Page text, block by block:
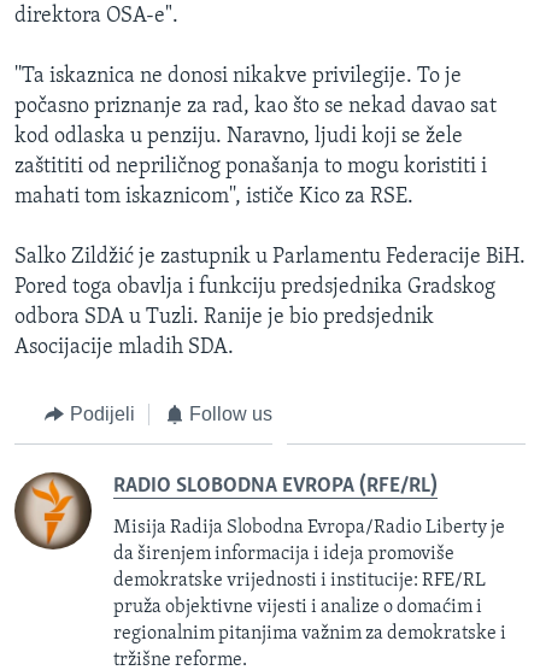
direktora OSA-e".
''Ta iskaznica ne donosi nikakve privilegije. To je
počasno priznanje za rad, kao što se nekad davao sat
kod odlaska u penziju. Naravno, ljudi koji se žele
zaštititi od nepriličnog ponašanja to mogu koristiti i
mahati tom iskaznicom'', ističe Kico za RSE.
Salko Zildžić je zastupnik u Parlamentu Federacije BiH.
Pored toga obavlja i funkciju predsjednika Gradskog
odbora SDA u Tuzli. Ranije je bio predsjednik
Asocijacije mladih SDA.
Podijeli Follow us
RADIO SLOBODNA EVROPA (RFE/RL)
Misija Radija Slobodna Evropa/Radio Liberty je
da širenjem informacija i ideja promoviše
demokratske vrijednosti i institucije: RFE/RL
pruža objektivne vijesti i analize o domaćim i
regionalnim pitanjima važnim za demokratske i
tržišne reforme.